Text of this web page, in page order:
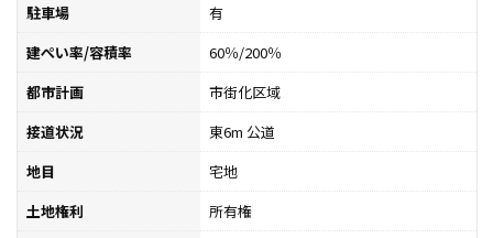
駐車場
有
建ぺい率/容積率
60％/200％
都市計画
市街化区域
接道状況
東6m 公道
地目
宅地
土地権利
所有権